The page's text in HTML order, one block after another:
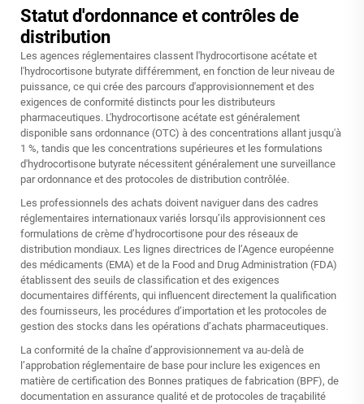
Statut d'ordonnance et contrôles de
distribution
Les agences réglementaires classent l'hydrocortisone acétate et
l'hydrocortisone butyrate différemment, en fonction de leur niveau de
puissance, ce qui crée des parcours d'approvisionnement et des
exigences de conformité distincts pour les distributeurs
pharmaceutiques. L'hydrocortisone acétate est généralement
disponible sans ordonnance (OTC) à des concentrations allant jusqu'à
1 %, tandis que les concentrations supérieures et les formulations
d'hydrocortisone butyrate nécessitent généralement une surveillance
par ordonnance et des protocoles de distribution contrôlée.
Les professionnels des achats doivent naviguer dans des cadres
réglementaires internationaux variés lorsqu’ils approvisionnent ces
formulations de crème d’hydrocortisone pour des réseaux de
distribution mondiaux. Les lignes directrices de l’Agence européenne
des médicaments (EMA) et de la Food and Drug Administration (FDA)
établissent des seuils de classification et des exigences
documentaires différents, qui influencent directement la qualification
des fournisseurs, les procédures d’importation et les protocoles de
gestion des stocks dans les opérations d’achats pharmaceutiques.
La conformité de la chaîne d’approvisionnement va au-delà de
l’approbation réglementaire de base pour inclure les exigences en
matière de certification des Bonnes pratiques de fabrication (BPF), de
documentation en assurance qualité et de protocoles de traçabilité